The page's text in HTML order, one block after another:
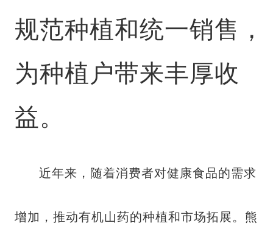
规范种植和统一销售，
为种植户带来丰厚收
益。
近年来，随着消费者对健康食品的需求
增加，推动有机山药的种植和市场拓展。熊